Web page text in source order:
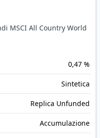
MSCI All Country World
0,47 %
Sintetica
Replica Unfunded
Accumulazione